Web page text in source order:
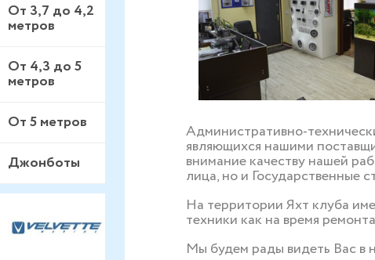
От 3,7 до 4,2
метров
От 4,3 до 5
метров
От 5 метров
Джонботы
Административно-
являющихся нашими
внимание качеству нашей
лица, но и Государственные
На территории Яхт клуба
техники как на время
Мы будем рады видеть Вас в